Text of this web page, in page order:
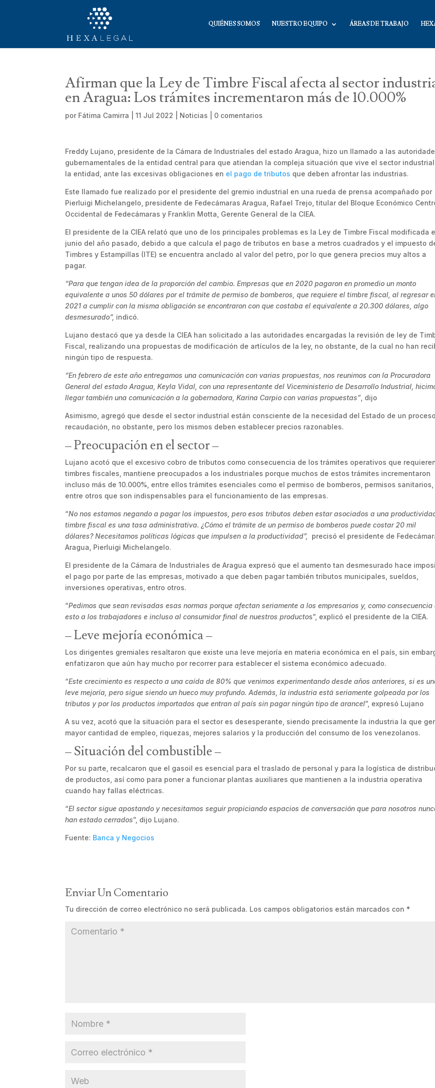
QUIÉNES SOMOS NUESTRO EQUIPO ÁREAS DE TRABAJO
Afirman que la Ley de Timbre Fiscal afecta al sector
en Aragua: Los trámites incrementaron más de 10.000%
por Fátima Camirra |11 Jul 2022 Noticias 0 comentarios
Freddy Lujano, presidente de la Cámara de Industriales del estado Aragua, hizo un llamado a las
gubernamentales de la entidad central para que atiendan la compleja situación que vive el sector
la entidad, ante las excesivas obligaciones en el pago de tributos que deben afrontar las industrias.
Este llamado fue realizado por el presidente del gremio industrial en una rueda de prensa acompañado por
Pierluigi Michelangelo, presidente de Fedecámaras Aragua, Rafael Trejo, titular del Bloque Económico
Occidental de Fedecámaras y Franklin Motta, Gerente General de la CIEA.
El presidente de la CIEA relató que uno de los principales problemas es la Ley de Timbre Fiscal modificada
junio del año pasado, debido a que calcula el pago de tributos en base a metros cuadrados y el impuesto
Timbres y Estampillas (ITE) se encuentra anclado al valor del petro, por lo que genera precios muy altos a
pagar.
“Para que tengan idea de la proporción del cambio. Empresas que en 2020 pagaron en promedio un monto
equivalente a unos 50 dólares por el trámite de permiso de bomberos, que requiere el timbre fiscal, al regresar
2021 a cumplir con la misma obligación se encontraron con que costaba el equivalente a 20.300 dólares, algo
desmesurado”, indicó.
Lujano destacó que ya desde la CIEA han solicitado a las autoridades encargadas la revisión de ley de
Fiscal, realizando una propuestas de modificación de artículos de la ley, no obstante, de la cual no han
ningún tipo de respuesta.
“En febrero de este año entregamos una comunicación con varias propuestas, nos reunimos con la Procuradora
General del estado Aragua, Keyla Vidal, con una representante del Viceministerio de Desarrollo Industrial,
llegar también una comunicación a la gobernadora, Karina Carpio con varias propuestas” , dijo
Asimismo, agregó que desde el sector industrial están consciente de la necesidad del Estado de un
recaudación, no obstante, pero los mismos deben establecer precios razonables.
– Preocupación en el sector –
Lujano acotó que el excesivo cobro de tributos como consecuencia de los trámites operativos que
timbres fiscales, mantiene preocupados a los industriales porque muchos de estos trámites incrementaron
incluso más de 10.000%, entre ellos trámites esenciales como el permiso de bomberos, permisos sanitarios,
entre otros que son indispensables para el funcionamiento de las empresas.
“No nos estamos negando a pagar los impuestos, pero esos tributos deben estar asociados a una
timbre fiscal es una tasa administrativa. ¿Cómo el trámite de un permiso de bomberos puede costar 20 mil
dólares? Necesitamos políticas lógicas que impulsen a la productividad”,
precisó el presidente de
Aragua, Pierluigi Michelangelo.
El presidente de la Cámara de Industriales de Aragua expresó que el aumento tan desmesurado hace
el pago por parte de las empresas, motivado a que deben pagar también tributos municipales, sueldos,
inversiones operativas, entro otros.
“Pedimos que sean revisadas esas normas porque afectan seriamente a los empresarios y, como consecuencia
esto a los trabajadores e incluso al consumidor final de nuestros productos”, explicó el presidente de la CIEA.
– Leve mejoría económica –
Los dirigentes gremiales resaltaron que existe una leve mejoría en materia económica en el país, sin
enfatizaron que aún hay mucho por recorrer para establecer el sistema económico adecuado.
“Este crecimiento es respecto a una caída de 80% que venimos experimentando desde años anteriores, si es
leve mejoría, pero sigue siendo un hueco muy profundo. Además, la industria está seriamente golpeada por los
tributos y por los productos importados que entran al país sin pagar ningún tipo de arancel”, expresó Lujano
A su vez, acotó que la situación para el sector es desesperante, siendo precisamente la industria la que
mayor cantidad de empleo, riquezas, mejores salarios y la producción del consumo de los venezolanos.
– Situación del combustible –
Por su parte, recalcaron que el gasoil es esencial para el traslado de personal y para la logística de
de productos, así como para poner a funcionar plantas auxiliares que mantienen a la industria operativa
cuando hay fallas eléctricas.
“El sector sigue apostando y necesitamos seguir propiciando espacios de conversación que para nosotros
han estado cerrados”, dijo Lujano.
Fuente: Banca y Negocios
Enviar Un Comentario
Tu dirección de correo electrónico no será publicada. Los campos obligatorios están marcados con *